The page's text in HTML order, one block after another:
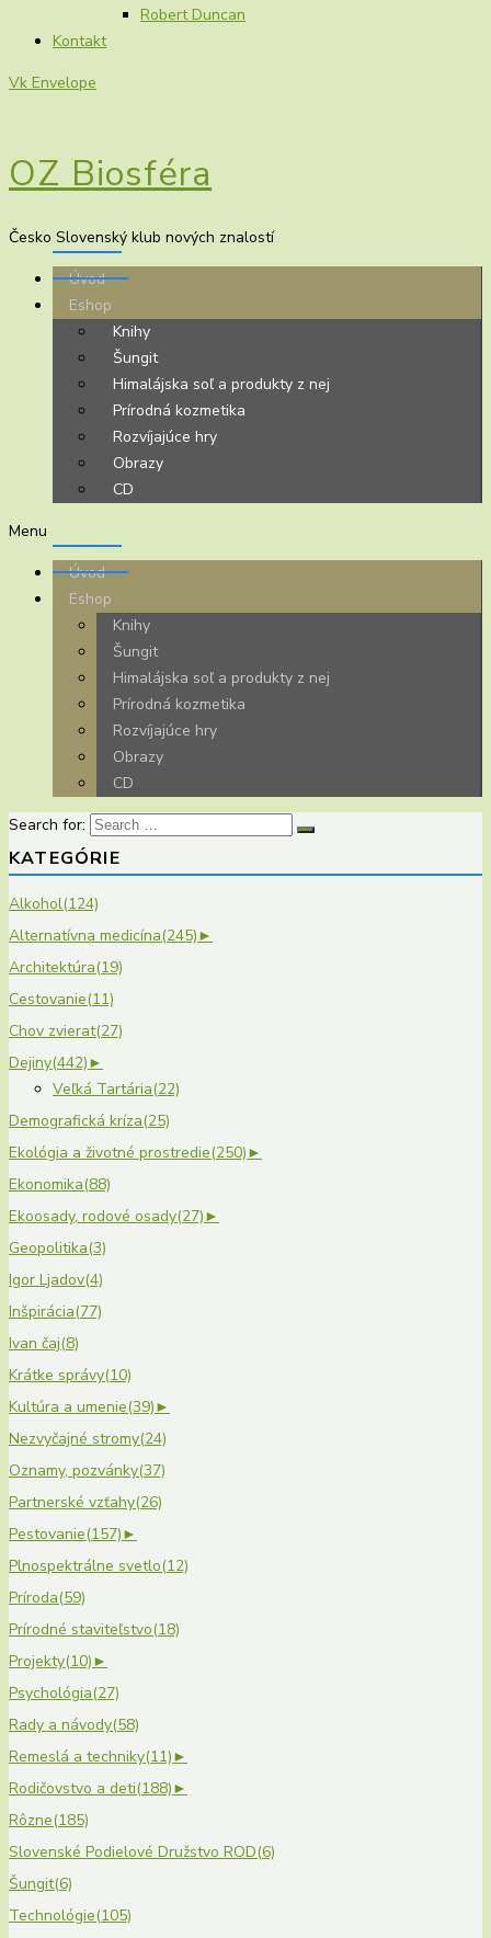
Robert Duncan
Kontakt
Vk Envelope
OZ Biosféra
Česko Slovenský klub nových znalostí
Úvod
Eshop
Knihy
Šungit
Himalájska soľ a produkty z nej
Prírodná kozmetika
Rozvíjajúce hry
Obrazy
CD
Menu
Úvod
Eshop
Knihy
Šungit
Himalájska soľ a produkty z nej
Prírodná kozmetika
Rozvíjajúce hry
Obrazy
CD
Search for:
KATEGÓRIE
Alkohol(124)
Alternatívna medicína(245)►
Architektúra(19)
Cestovanie(11)
Chov zvierat(27)
Dejiny(442)►
Veľká Tartária(22)
Demografická kríza(25)
Ekológia a životné prostredie(250)►
Ekonomika(88)
Ekoosady, rodové osady(27)►
Geopolitika(3)
Igor Ljadov(4)
Inšpirácia(77)
Ivan čaj(8)
Krátke správy(10)
Kultúra a umenie(39)►
Nezvyčajné stromy(24)
Oznamy, pozvánky(37)
Partnerské vzťahy(26)
Pestovanie(157)►
Plnospektrálne svetlo(12)
Príroda(59)
Prírodné staviteľstvo(18)
Projekty(10)►
Psychológia(27)
Rady a návody(58)
Remeslá a techniky(11)►
Rodičovstvo a deti(188)►
Rôzne(185)
Slovenské Podielové Družstvo ROD(6)
Šungit(6)
Technológie(105)